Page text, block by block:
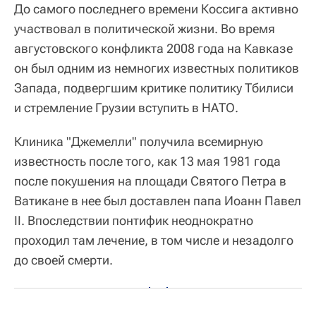
До самого последнего времени Коссига активно
участвовал в политической жизни. Во время
августовского конфликта 2008 года на Кавказе
он был одним из немногих известных политиков
Запада, подвергшим критике политику Тбилиси
и стремление Грузии вступить в НАТО.
Клиника "Джемелли" получила всемирную
известность после того, как 13 мая 1981 года
после покушения на площади Святого Петра в
Ватикане в нее был доставлен папа Иоанн Павел
II. Впоследствии понтифик неоднократно
проходил там лечение, в том числе и незадолго
до своей смерти.